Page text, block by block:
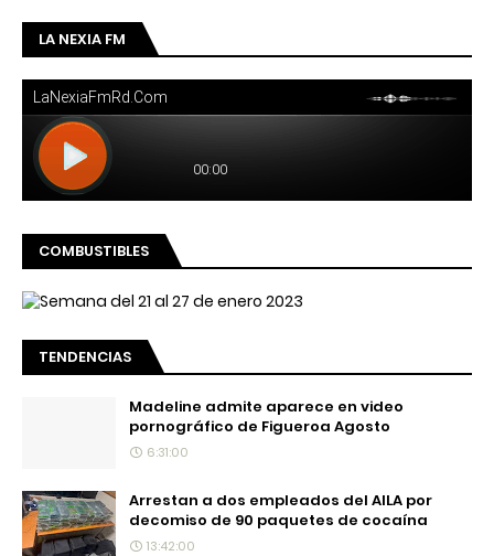
LA NEXIA FM
COMBUSTIBLES
TENDENCIAS
Madeline admite aparece en video
pornográfico de Figueroa Agosto
6:31:00
Arrestan a dos empleados del AILA por
decomiso de 90 paquetes de cocaína
13:42:00